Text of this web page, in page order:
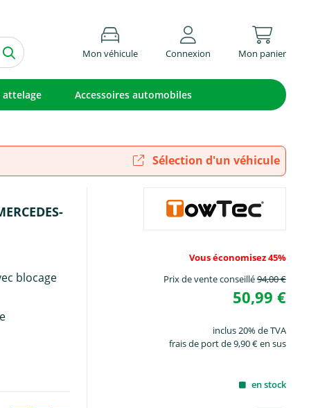
Mon véhicule Connexion Mon panier
attelage Accessoires automobiles
Sélection d'un véhicule
blocage
Vous économisez 45%
Prix de vente conseillé94,00 €
50,99 €
inclus 20% de TVA
frais de port de 9,90 € en sus
en stock